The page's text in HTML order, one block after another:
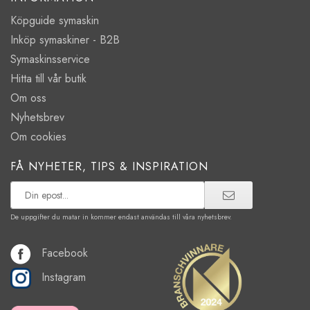
Köpguide symaskin
Inköp symaskiner - B2B
Symaskinsservice
Hitta till vår butik
Om oss
Nyhetsbrev
Om cookies
FÅ NYHETER, TIPS & INSPIRATION
De uppgifter du matar in kommer endast användas till våra nyhetsbrev.
Facebook
Instagram